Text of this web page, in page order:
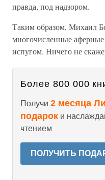
правда, под надзором.
Таким образом, Михаил
многочисленные
испугом. Ничего не
Более 800 000
Получи 2 месяца
подарок и
чтением
ПОЛУЧИТЬ